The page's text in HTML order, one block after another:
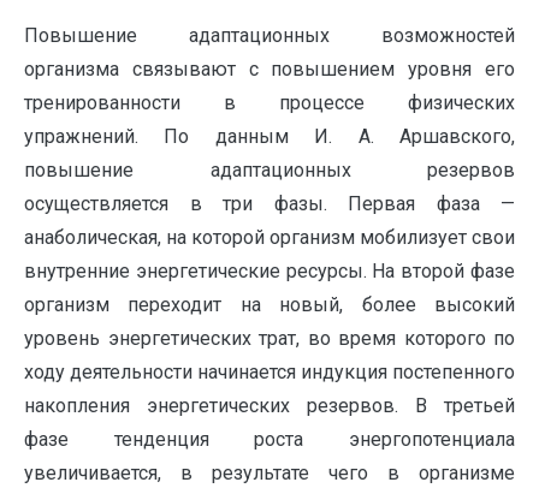
Повышение адаптационных возможностей
организма связыва­ют с повышением уровня его
тренированности в процессе физичес­ких
упражнений. По данным И. А. Аршавского,
повышение адаптаци­онных резервов
осуществляется в три фазы. Первая фаза —
анаболическая, на которой организм мобилизует свои
внутренние энергетические ресурсы. На второй фазе
организм переходит на новый, более высокий
уровень энергетических трат, во время которого по
ходу деятельности начинается индукция по­степенного
накопления энергетических резервов. В третьей
фазе тенденция роста энергопотенциала
увеличивается, в результате чего в организме